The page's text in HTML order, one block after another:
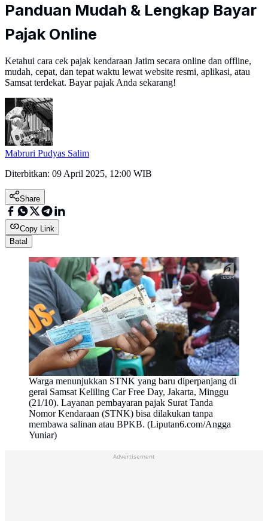
Panduan Mudah & Lengkap Bayar
Pajak Online
Ketahui cara cek pajak kendaraan Jatim secara online dan offline,
mudah, cepat, dan tepat waktu lewat website resmi, aplikasi, atau
Samsat terdekat. Bayar pajak Anda sekarang!
Mabruri Pudyas Salim
Diterbitkan: 09 April 2025, 12:00 WIB
Share
Copy Link
Batal
Warga menunjukkan STNK yang baru diperpanjang di
gerai Samsat Keliling Car Free Day, Jakarta, Minggu
(21/10). Layanan pembayaran pajak Surat Tanda
Nomor Kendaraan (STNK) bisa dilakukan tanpa
membawa salinan atau BPKB. (Liputan6.com/Angga
Yuniar)